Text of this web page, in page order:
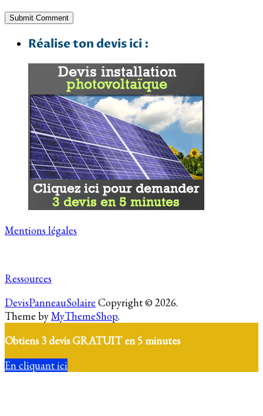
Réalise ton devis ici :
Mentions légales
Ressources
DevisPanneauSolaire Copyright © 2026.
Theme byMyThemeShop.
Obtiens 3 devis GRATUIT en 5 minutes
En cliquant ici